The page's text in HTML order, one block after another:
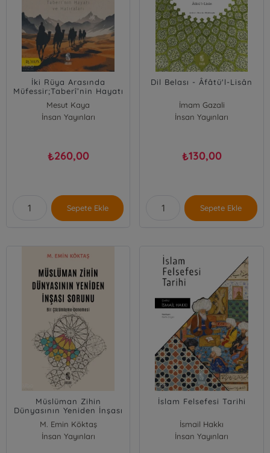
İki Rüya Arasında
Müfessir;Taberî’nin Hayatı
Mesut Kaya
İnsan Yayınları
₺260,00
Sepete Ekle
Dil Belası - Âfâtü'l-Lisân
İmam Gazali
İnsan Yayınları
₺130,00
Sepete Ekle
Müslüman Zihin
Dünyasının Yeniden İnşası
Sorunu;Bir Çözümleme
Denemesi
M. Emin Köktaş
İnsan Yayınları
İslam Felsefesi Tarihi
İsmail Hakkı
İnsan Yayınları